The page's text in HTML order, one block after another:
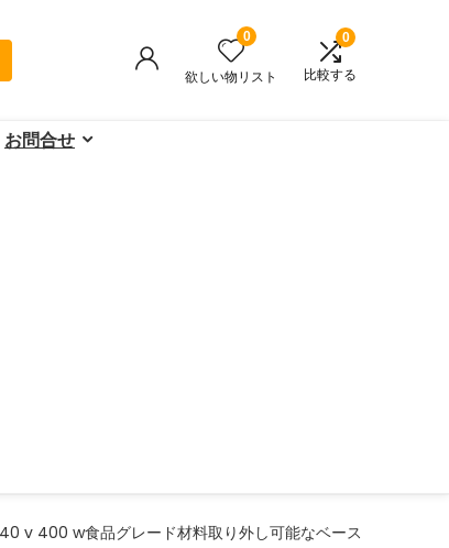
0
欲しい物リスト
0
比較する
お問合せ
v 400 w食品グレード材料取り外し可能なベース